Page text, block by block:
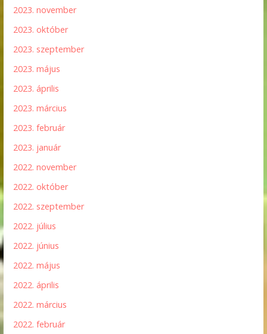
2023. november
2023. október
2023. szeptember
2023. május
2023. április
2023. március
2023. február
2023. január
2022. november
2022. október
2022. szeptember
2022. július
2022. június
2022. május
2022. április
2022. március
2022. február